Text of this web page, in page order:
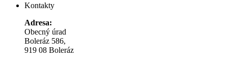
Kontakty
Adresa:
Obecný úrad
Boleráz 586,
919 08 Boleráz